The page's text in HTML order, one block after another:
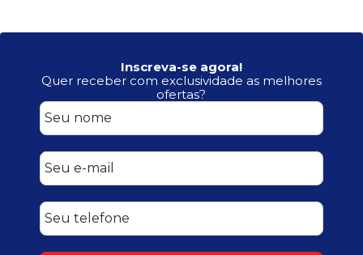
Inscreva-se agora!
Quer receber com exclusividade as melhores
ofertas?